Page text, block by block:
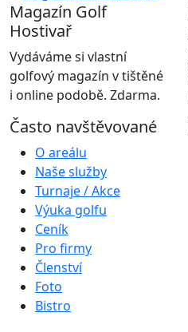
Magazín Golf
Hostivař
Vydáváme si vlastní
golfový magazín v tištěné
i online podobě. Zdarma.
Často navštěvované
O areálu
Naše služby
Turnaje / Akce
Výuka golfu
Ceník
Pro firmy
Členství
Foto
Bistro